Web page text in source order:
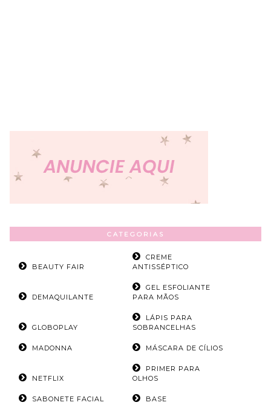
CATEGORIAS
BEAUTY FAIR
CREME
ANTISSÉPTICO
DEMAQUILANTE
GEL ESFOLIANTE
PARA MÃOS
GLOBOPLAY
LÁPIS PARA
SOBRANCELHAS
MADONNA MÁSCARA DE CÍLIOS
NETFLIX
PRIMER PARA
OLHOS
SABONETE FACIAL BASE